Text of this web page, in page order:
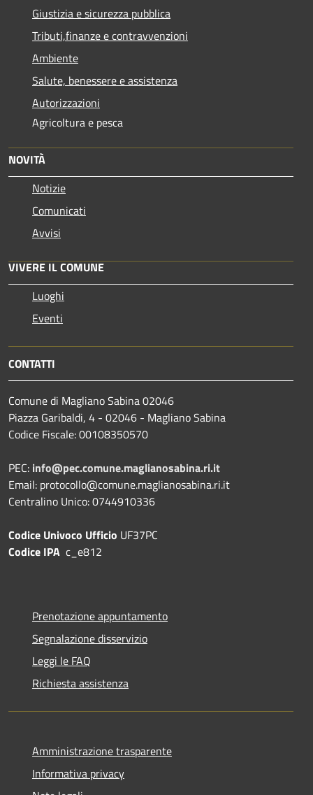
Giustizia e sicurezza pubblica
Tributi,finanze e contravvenzioni
Ambiente
Salute, benessere e assistenza
Autorizzazioni
Agricoltura e pesca
NOVITÀ
Notizie
Comunicati
Avvisi
VIVERE IL COMUNE
Luoghi
Eventi
CONTATTI
Comune di Magliano Sabina 02046
Piazza Garibaldi, 4 - 02046 - Magliano Sabina
Codice Fiscale: 00108350570
PEC: info@pec.comune.maglianosabina.ri.it
Email: protocollo@comune.maglianosabina.ri.it
Centralino Unico: 0744910336
Codice Univoco Ufficio UF37PC
Codice IPA c_e812
Prenotazione appuntamento
Segnalazione disservizio
Leggi le FAQ
Richiesta assistenza
Amministrazione trasparente
Informativa privacy